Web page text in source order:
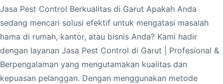
Jasa Pest Control Berkualitas di Garut Apakah Anda
sedang mencari solusi efektif untuk mengatasi masalah
hama di rumah, kantor, atau bisnis Anda? Kami hadir
dengan layanan Jasa Pest Control di Garut | Profesional &
Berpengalaman yang mengutamakan kualitas dan
kepuasan pelanggan. Dengan menggunakan metode